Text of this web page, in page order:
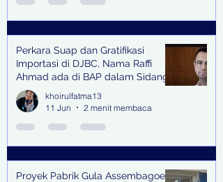
Perkara Suap dan Gratifikasi
Importasi di DJBC, Nama Raffi
Ahmad ada di BAP dalam Sidang
khoirulfatma13
11 Jun
2 menit membaca
Proyek Pabrik Gula Assembagoes